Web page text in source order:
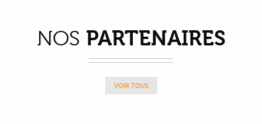
NOS PARTENAIRES
VOIR TOUS